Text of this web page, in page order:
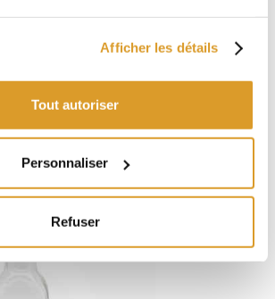
Afficher les détails
Tout autoriser
Personnaliser
Refuser
PRODUITS VOISINS